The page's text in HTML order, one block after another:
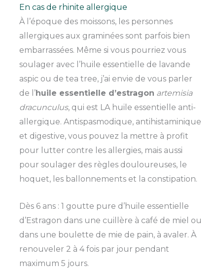
En cas de rhinite allergique
À l’époque des moissons, les personnes
allergiques aux graminées sont parfois bien
embarrassées. Même si vous pourriez vous
soulager avec l’huile essentielle de lavande
aspic ou de tea tree, j’ai envie de vous parler
de l’huile essentielle d’estragon artemisia
dracunculus, qui est LA huile essentielle anti-
allergique. Antispasmodique, antihistaminique
et digestive, vous pouvez la mettre à profit
pour lutter contre les allergies, mais aussi
pour soulager des règles douloureuses, le
hoquet, les ballonnements et la constipation.
Dès 6 ans : 1 goutte pure d’huile essentielle
d’Estragon dans une cuillère à café de miel ou
dans une boulette de mie de pain, à avaler. À
renouveler 2 à 4 fois par jour pendant
maximum 5 jours.